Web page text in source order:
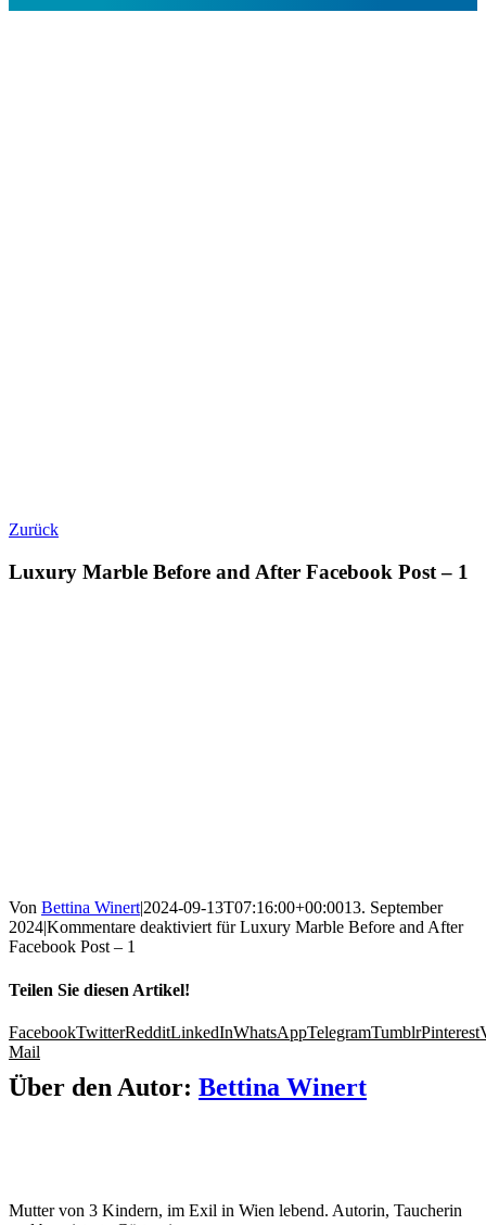
Zurück
Luxury Marble Before and After Facebook Post – 1
Von Bettina Winert|2024-09-13T07:16:00+00:0013. September
2024|Kommentare deaktiviertfür Luxury Marble Before and After
Facebook Post – 1
Teilen Sie diesen Artikel!
FacebookTwitterRedditLinkedInWhatsAppTelegramTumblrPinterest
Mail
Über den Autor: Bettina Winert
Mutter von 3 Kindern, im Exil in Wien lebend. Autorin, Taucherin